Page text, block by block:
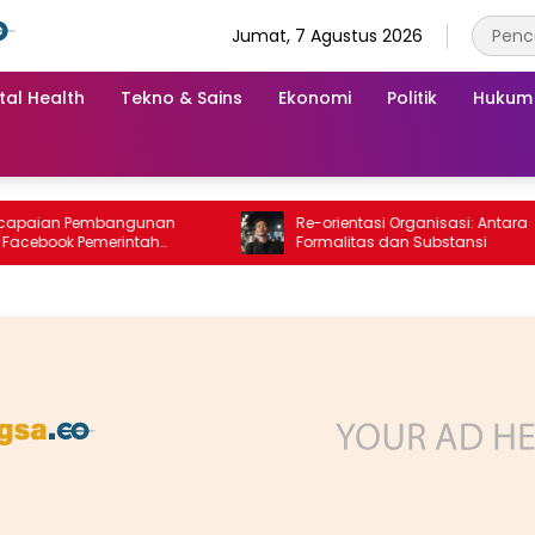
Jumat, 7 Agustus 2026
Health Tekno & Sains Ekonomi Politik Hukum
Pembangunan
Pemerintah
“Dirujak” Warganet
Re-orientasi Organisasi: Antara
Formalitas dan Substansi